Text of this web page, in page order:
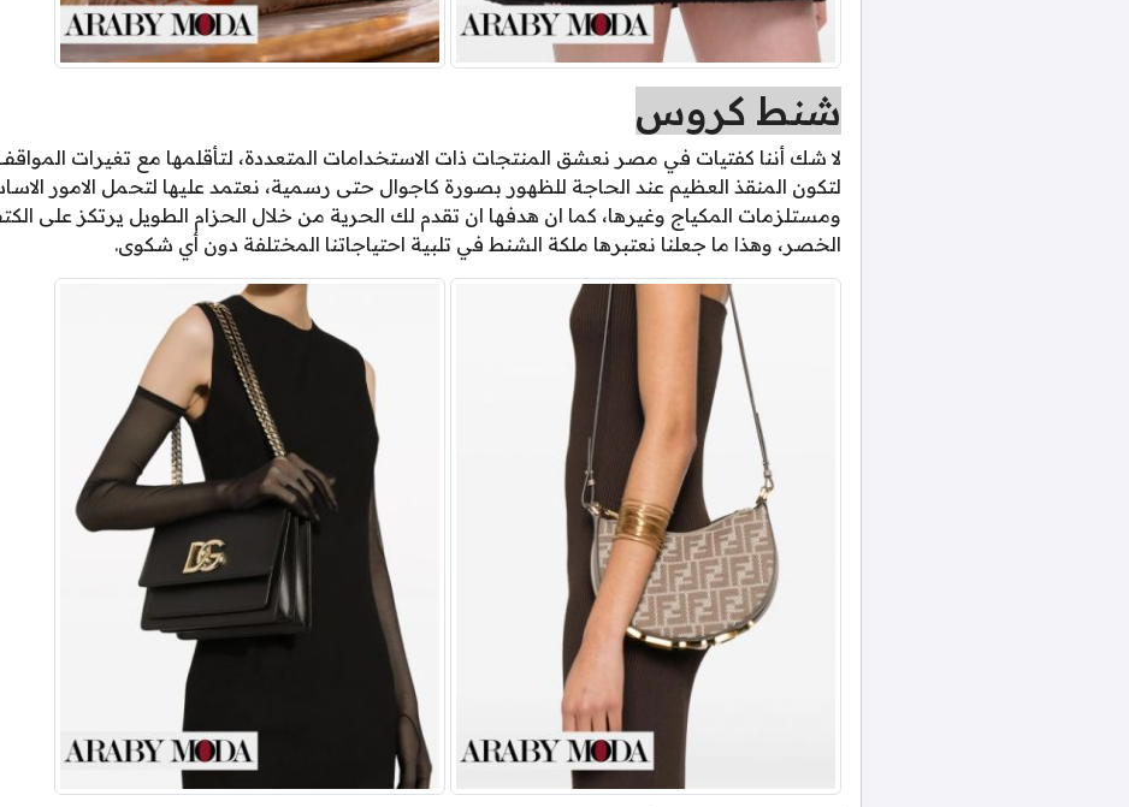
شنط كروس
لا شك أننا كفتيات في مصر نعشق المنتجات ذات الاستخدامات المتعددة، لتأقلمها مع تغيرات
لتكون المنقذ العظيم عند الحاجة للظهور بصورة كاجوال حتى رسمية، نعتمد عليها لتحمل الامور
ومستلزمات المكياج وغيرها، كما ان هدفها ان تقدم لك الحرية من خلال الحزام الطويل يرتكز على
الخصر، وهذا ما جعلنا نعتبرها ملكة الشنط في تلبية احتياجاتنا المختلفة دون أي شكوى.